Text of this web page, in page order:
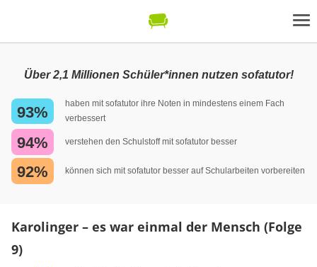
Über 2,1 Millionen Schüler*innen nutzen sofatutor!
93%
haben mit sofatutor ihre Noten in mindestens einem Fach
verbessert
94% verstehen den Schulstoff mit sofatutor besser
92% können sich mit sofatutor besser auf Schularbeiten vorbereiten
Karolinger – es war einmal der Mensch (Folge
9)